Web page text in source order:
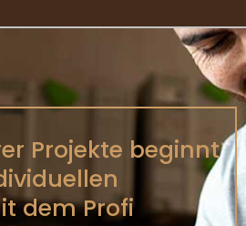
Projekte beginnt
dem Profi